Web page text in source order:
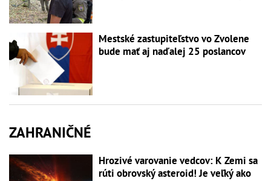
Mestské zastupiteľstvo vo Zvolene
bude mať aj naďalej 25 poslancov
ZAHRANIČNÉ
Hrozivé varovanie vedcov: K Zemi sa
rúti obrovský asteroid! Je veľký ako